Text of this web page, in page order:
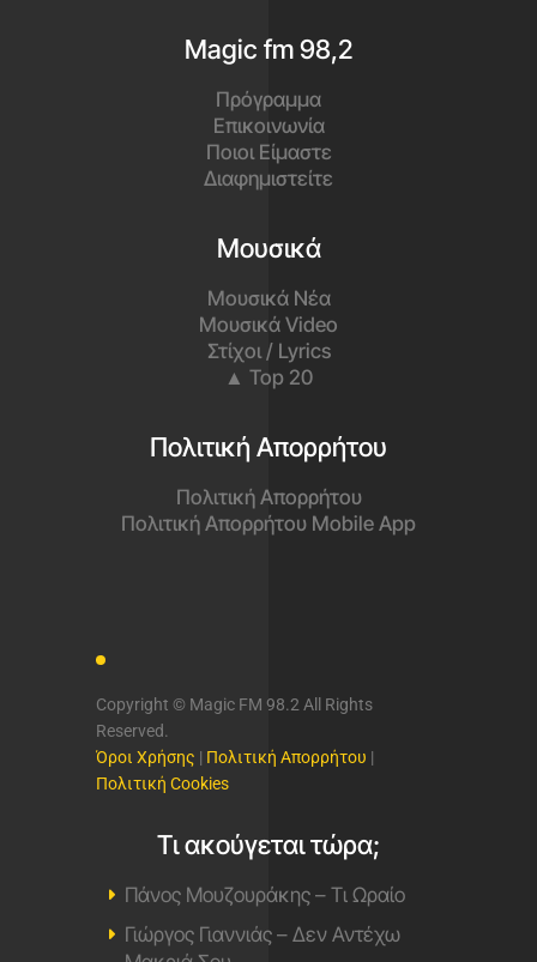
Magic fm 98,2
Πρόγραμμα
Επικοινωνία
Ποιοι Είμαστε
Διαφημιστείτε
Μουσικά
Μουσικά Νέα
Μουσικά Video
Στίχοι / Lyrics
▲ Top 20
Πολιτική Απορρήτου
Πολιτική Απορρήτου
Πολιτική Απορρήτου Mobile App
Copyright © Magic FM 98.2 All Rights
Reserved.
Όροι Χρήσης | Πολιτική Απορρήτου |
Πολιτική Cookies
Τι ακούγεται τώρα;
Πάνος Μουζουράκης – Τι Ωραίο
Γιώργος Γιαννιάς – Δεν Αντέχω